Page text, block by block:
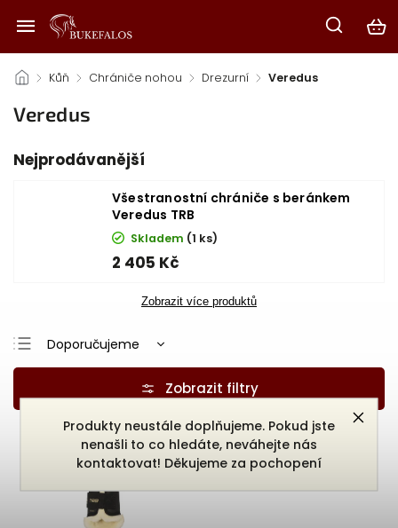
Produkty neustále doplňujeme. Pokud jste
nenašli to co hledáte, neváhejte nás
kontaktovat! Děkujeme za pochopení
/ Kůň / Chrániče nohou / Drezurní / Veredus
Veredus
Nejprodávanější
Všestranostní chrániče s beránkem
Veredus TRB
Skladem (1 ks)
2 405 Kč
Zobrazit více produktů
Doporučujeme
Nejlevnější
Nejdražší
Nejprodávanější
Abecedně